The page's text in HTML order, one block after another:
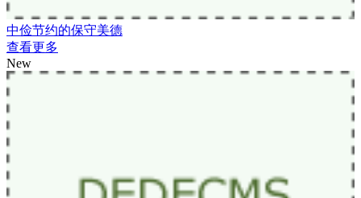
中俭节约的保守美德
查看更多
New